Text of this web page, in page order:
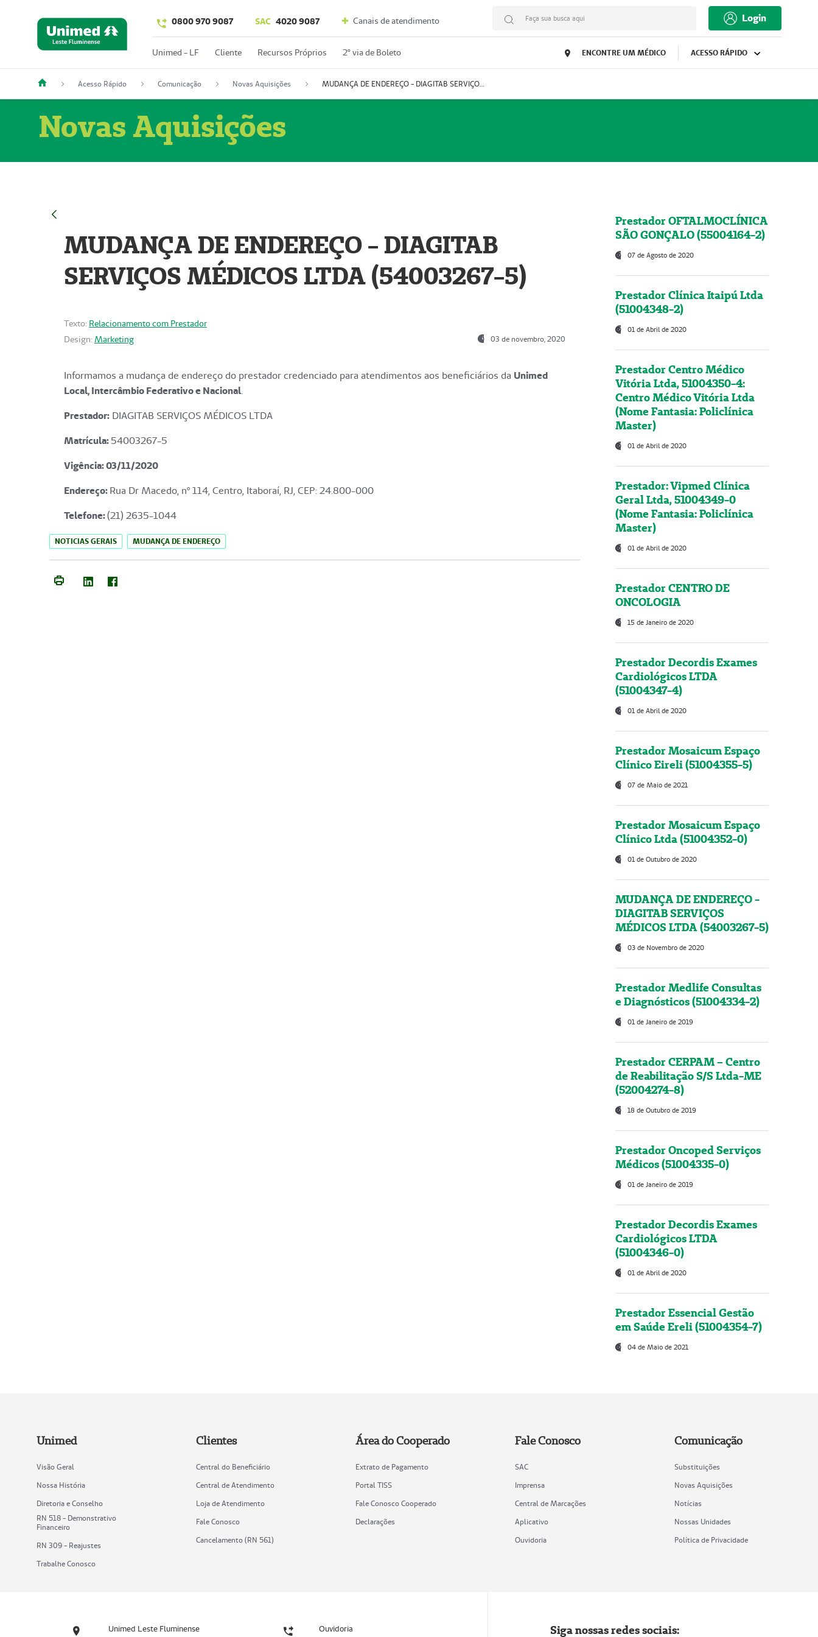
0800 970 9087 SAC 4020 9087 Canais de atendimento Faça sua busca aqui Login
Unimed - LF Cliente Recursos Próprios 2º via de Boleto ENCONTRE UM MÉDICO ACESSO RÁPIDO
Acesso Rápido Comunicação Novas Aquisições MUDANÇA DE ENDEREÇO - DIAGITAB SERVIÇOS MÉDICOS LTDA (54003267-5)
Novas Aquisições
MUDANÇA DE ENDEREÇO - DIAGITAB
SERVIÇOS MÉDICOS LTDA (54003267-5)
Texto: Relacionamento com Prestador
Design: Marketing 03 de novembro, 2020
Informamos a mudança de endereço do prestador credenciado para atendimentos aos beneficiários da Unimed
Local, Intercâmbio Federativo e Nacional.
Prestador: DIAGITAB SERVIÇOS MÉDICOS LTDA
Matrícula:54003267-5
Vigência: 03/11/2020
Endereço:Rua Dr Macedo, nº 114, Centro, Itaboraí, RJ, CEP: 24.800-000
Telefone:(21) 2635-1044
NOTICIAS GERAIS MUDANÇA DE ENDEREÇO
Prestador OFTALMOCLÍNICA
SÃO GONÇALO (55004164-2)
07 de Agosto de 2020
Prestador Clínica Itaipú Ltda
(51004348-2)
01 de Abril de 2020
Prestador Centro Médico
Vitória Ltda, 51004350-4:
Centro Médico Vitória Ltda
(Nome Fantasia: Policlínica
Master)
01 de Abril de 2020
Prestador: Vipmed Clínica
Geral Ltda, 51004349-0
(Nome Fantasia: Policlínica
Master)
01 de Abril de 2020
Prestador CENTRO DE
ONCOLOGIA
15 de Janeiro de 2020
Prestador Decordis Exames
Cardiológicos LTDA
(51004347-4)
01 de Abril de 2020
Prestador Mosaicum Espaço
Clínico Eireli (51004355-5)
07 de Maio de 2021
Prestador Mosaicum Espaço
Clínico Ltda (51004352-0)
01 de Outubro de 2020
MUDANÇA DE ENDEREÇO -
DIAGITAB SERVIÇOS
MÉDICOS LTDA (54003267-5)
03 de Novembro de 2020
Prestador Medlife Consultas
e Diagnósticos (51004334-2)
01 de Janeiro de 2019
Prestador CERPAM – Centro
de Reabilitação S/S Ltda-ME
(52004274-8)
18 de Outubro de 2019
Prestador Oncoped Serviços
Médicos (51004335-0)
01 de Janeiro de 2019
Prestador Decordis Exames
Cardiológicos LTDA
(51004346-0)
01 de Abril de 2020
Prestador Essencial Gestão
em Saúde Ereli (51004354-7)
04 de Maio de 2021
Unimed
Visão Geral
Nossa História
Diretoria e Conselho
RN 518 - Demonstrativo
Financeiro
RN 309 - Reajustes
Trabalhe Conosco
Clientes
Central do Beneficiário
Central de Atendimento
Loja de Atendimento
Fale Conosco
Cancelamento (RN 561)
Área do Cooperado
Extrato de Pagamento
Portal TISS
Fale Conosco Cooperado
Declarações
Fale Conosco
SAC
Imprensa
Central de Marcações
Aplicativo
Ouvidoria
Comunicação
Substituições
Novas Aquisições
Notícias
Nossas Unidades
Política de Privacidade
Unimed Leste Fluminense Ouvidoria Siga nossas redes sociais: